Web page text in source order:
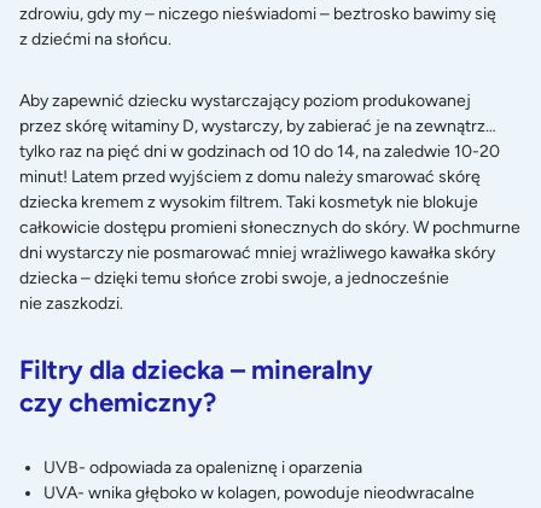
zdrowiu, gdy my – niczego nieświadomi – beztrosko bawimy się
z dziećmi na słońcu.
Aby zapewnić dziecku wystarczający poziom produkowanej
przez skórę witaminy D, wystarczy, by zabierać je na zewnątrz…
tylko raz na pięć dni w godzinach od 10 do 14, na zaledwie 10-20
minut! Latem przed wyjściem z domu należy smarować skórę
dziecka kremem z wysokim filtrem. Taki kosmetyk nie blokuje
całkowicie dostępu promieni słonecznych do skóry. W pochmurne
dni wystarczy nie posmarować mniej wrażliwego kawałka skóry
dziecka – dzięki temu słońce zrobi swoje, a jednocześnie
nie zaszkodzi.
Filtry dla dziecka – mineralny
czy chemiczny?
UVB- odpowiada za opaleniznę i oparzenia
UVA- wnika głęboko w kolagen, powoduje nieodwracalne